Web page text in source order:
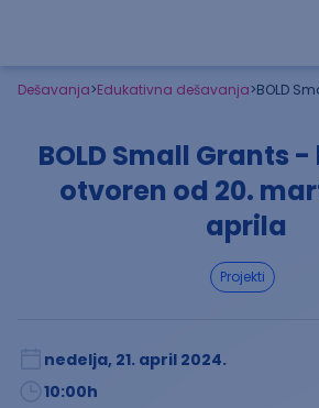
Dešavanja>Edukativna dešavanja>
BOLD Small Grants
otvoren od 20.
aprila
projekti
nedelja, 21. april 2024.
10:00h